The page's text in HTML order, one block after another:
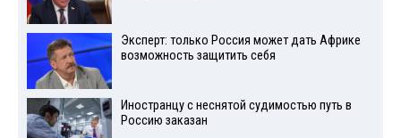
Эксперт: только Россия может дать Африке
возможность защитить себя
Иностранцу с неснятой судимостью путь в
Россию заказан